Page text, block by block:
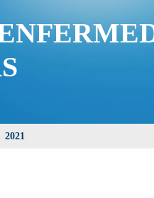
2021